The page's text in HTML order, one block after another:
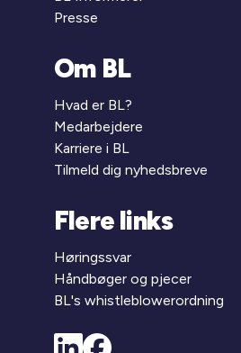
Presse
Om BL
Hvad er BL?
Medarbejdere
Karriere i BL
Tilmeld dig nyhedsbreve
Flere links
Høringssvar
Håndbøger og pjecer
BL's whistleblowerordning